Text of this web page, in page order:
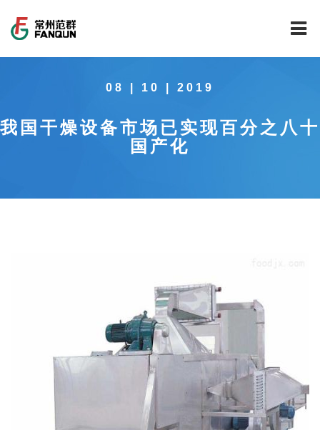
带式干燥焙烧系列
真空干燥系列
全球契约组织成员
公共责任
绿色工厂
08 | 10 | 2019
我国干燥设备市场已实现百分之八十
国产化